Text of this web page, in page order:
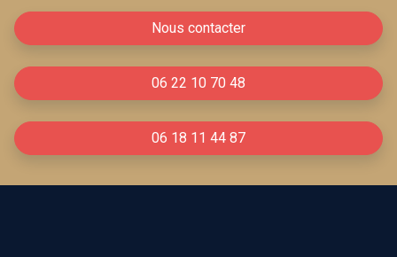
Nous contacter
06 22 10 70 48
06 18 11 44 87